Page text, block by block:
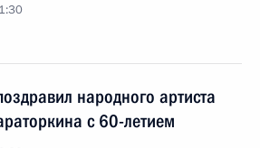
народного артиста
с 60-летием